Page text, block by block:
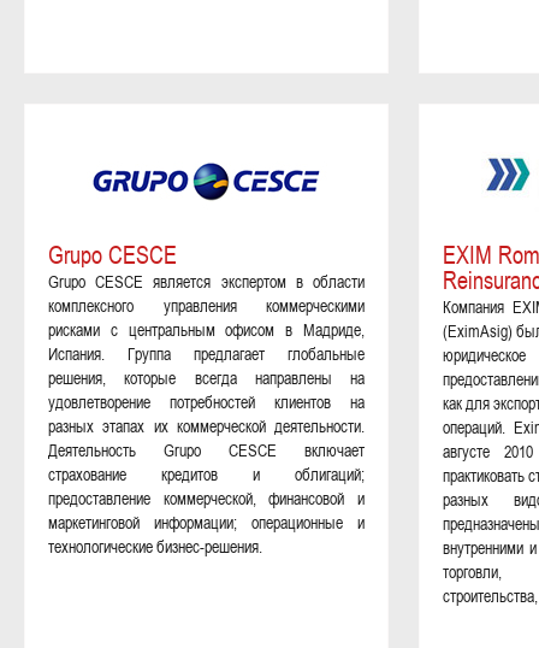
Grupo CESCE
Grupo CESCE является экспертом в области
комплексного управления коммерческими
рисками с центральным офисом в Мадриде,
Испания. Группа предлагает глобальные
решения, которые всегда направлены на
удовлетворение потребностей клиентов на
разных этапах их коммерческой деятельности.
Деятельность Grupo CESCE включает
страхование кредитов и облигаций;
предоставление коммерческой, финансовой и
маркетинговой информации; операционные и
технологические бизнес-решения.
EXIM
Компания
(EximAsig)
как для
операций.
августе
практиковать
разных
внутренними
торговли,